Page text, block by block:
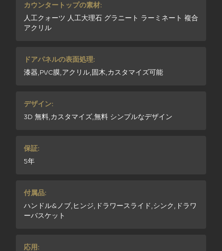
カウンタートップの素材:
人工クォーツ 人工大理石 グラニート ラーミネート 複合
アクリル
ドアパネルの表面処理:
漆器,PVC膜,アクリル,固木,カスタマイズ可能
デザイン:
3D 無料,カスタマイズ,無料 シンプルなデザイン
保証:
5年
付属品:
ハンドル&ノブ,ヒンジ,ドラワースライド,シンク,ドラワ
ーバスケット
応用: